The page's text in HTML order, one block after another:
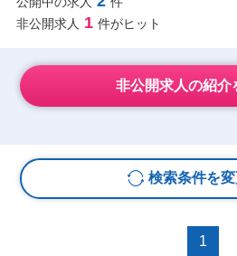
非公開求人 1 件がヒット
非公開求人の紹介
検索条件を
1